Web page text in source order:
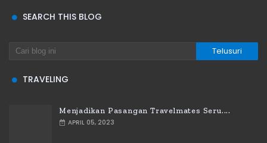
SEARCH THIS BLOG
TRAVELING
Menjadikan Pasangan Travelmates Seru....
APRIL 05, 2023